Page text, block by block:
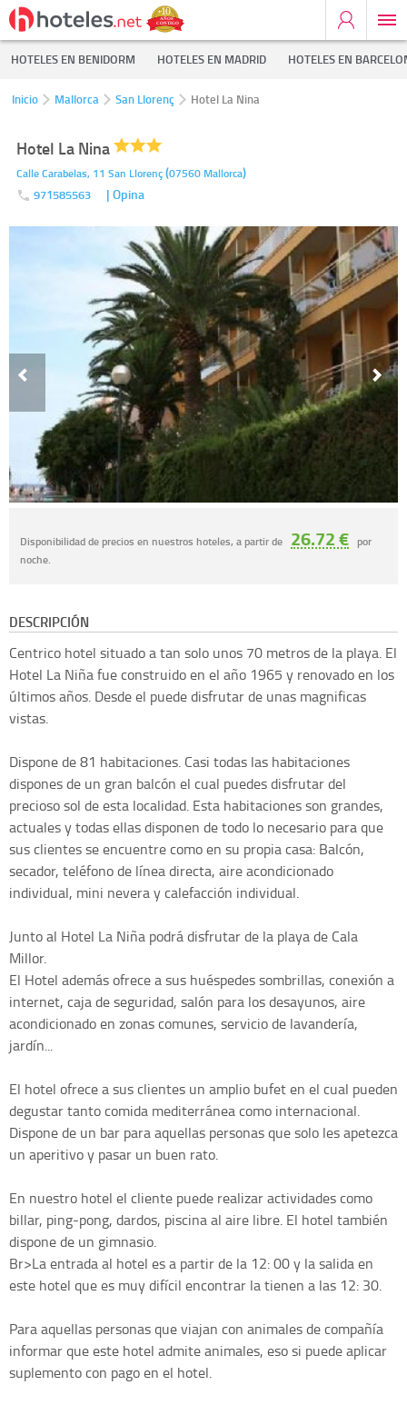
HOTELES EN BENIDORM HOTELES EN MADRID HOTELES EN
Inicio Mallorca San Llorenç Hotel La Nina
Hotel La Nina
Calle Carabelas, 11 San Llorenç(07560 Mallorca)
971585563 | Opina
Disponibilidad de precios en nuestros hoteles, a partir de 26.72 € por
noche.
DESCRIPCIÓN
Centrico hotel situado a tan solo unos 70 metros de la playa. El
Hotel La Niña fue construido en el año 1965 y renovado en los
últimos años. Desde el puede disfrutar de unas magnificas
vistas.
Dispone de 81 habitaciones. Casi todas las habitaciones
dispones de un gran balcón el cual puedes disfrutar del
precioso sol de esta localidad. Esta habitaciones son grandes,
actuales y todas ellas disponen de todo lo necesario para que
sus clientes se encuentre como en su propia casa: Balcón,
secador, teléfono de línea directa, aire acondicionado
individual, mini nevera y calefacción individual.
Junto al Hotel La Niña podrá disfrutar de la playa de Cala
Millor.
El Hotel además ofrece a sus huéspedes sombrillas, conexión a
internet, caja de seguridad, salón para los desayunos, aire
acondicionado en zonas comunes, servicio de lavandería,
jardín...
El hotel ofrece a sus clientes un amplio bufet en el cual pueden
degustar tanto comida mediterránea como internacional.
Dispone de un bar para aquellas personas que solo les apetezca
un aperitivo y pasar un buen rato.
En nuestro hotel el cliente puede realizar actividades como
billar, ping-pong, dardos, piscina al aire libre. El hotel también
dispone de un gimnasio.
Br>La entrada al hotel es a partir de la 12: 00 y la salida en
este hotel que es muy difícil encontrar la tienen a las 12: 30.
Para aquellas personas que viajan con animales de compañía
informar que este hotel admite animales, eso si puede aplicar
suplemento con pago en el hotel.